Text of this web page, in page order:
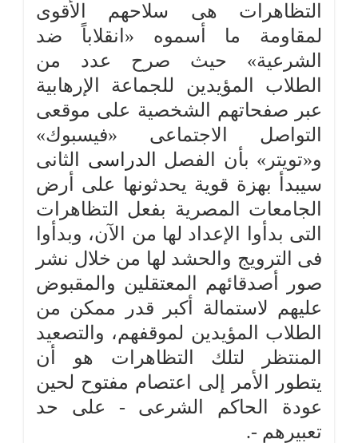
التظاهرات هى سلاحهم الأقوى
لمقاومة ما أسموه «انقلاباً ضد
الشرعية» حيث صرح عدد من
الطلاب المؤيدين للجماعة الإرهابية
عبر صفحاتهم الشخصية على موقعى
التواصل الاجتماعى «فيسبوك»
و«تويتر» بأن الفصل
الدراسى الثانى
سيبدأ بهزة قوية يحدثونها على أرض
الجامعات المصرية بفعل التظاهرات
التى بدأوا الإعداد لها من الآن، وبدأوا
فى الترويج والحشد لها من خلال نشر
صور أصدقائهم المعتقلين والمقبوض
عليهم لاستمالة أكبر قدر ممكن من
الطلاب المؤيدين لموقفهم، والتصعيد
المنتظر لتلك التظاهرات هو أن
يتطور الأمر إلى اعتصام مفتوح لحين
عودة الحاكم الشرعى - على حد
تعبيرهم -.